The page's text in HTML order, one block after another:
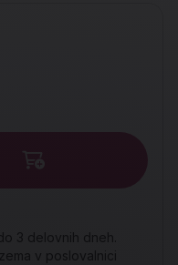
3 delovnih dneh.
v poslovalnici